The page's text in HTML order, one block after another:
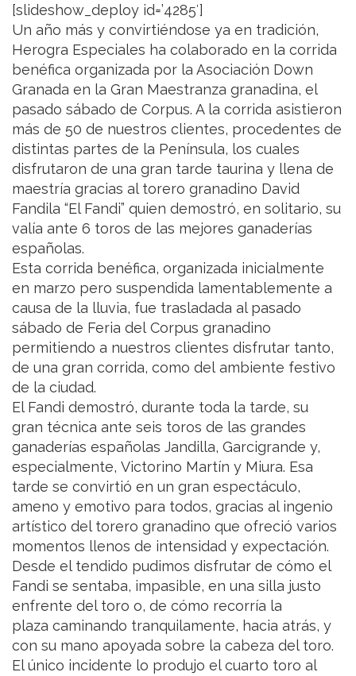
[slideshow_deploy id=’4285′]
Un año más y convirtiéndose ya en tradición,
Herogra Especiales ha colaborado en la corrida
benéfica organizada por la Asociación Down
Granada en la Gran Maestranza granadina, el
pasado sábado de Corpus. A la corrida asistieron
más de 50 de nuestros clientes, procedentes de
distintas partes de la Península, los cuales
disfrutaron de una gran tarde taurina y llena de
maestría gracias al torero granadino David
Fandila “El Fandi” quien demostró, en solitario, su
valía ante 6 toros de las mejores ganaderías
españolas.
Esta corrida benéfica, organizada inicialmente
en marzo pero suspendida lamentablemente a
causa de la lluvia, fue trasladada al pasado
sábado de Feria del Corpus granadino
permitiendo a nuestros clientes disfrutar tanto,
de una gran corrida, como del ambiente festivo
de la ciudad.
El Fandi demostró, durante toda la tarde, su
gran técnica ante seis toros de las grandes
ganaderías españolas Jandilla, Garcigrande y,
especialmente, Victorino Martín y Miura. Esa
tarde se convirtió en un gran espectáculo,
ameno y emotivo para todos, gracias al ingenio
artístico del torero granadino que ofreció varios
momentos llenos de intensidad y expectación.
Desde el tendido pudimos disfrutar de cómo el
Fandi se sentaba, impasible, en una silla justo
enfrente del toro o, de cómo recorría la
plaza caminando tranquilamente, hacia atrás, y
con su mano apoyada sobre la cabeza del toro.
El único incidente lo produjo el cuarto toro al